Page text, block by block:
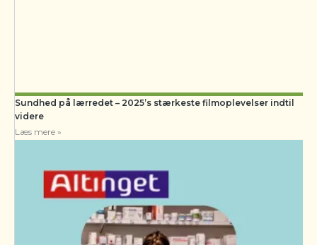
Sundhed på lærredet – 2025’s stærkeste filmoplevelser indtil
videre
Læs mere »